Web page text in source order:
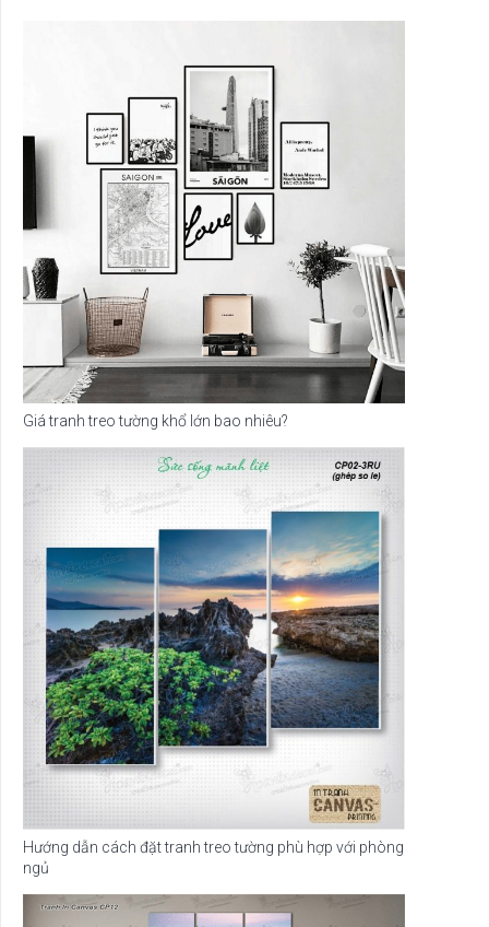
Giá tranh treo tường khổ lớn bao nhiêu?
Hướng dẫn cách đặt tranh treo tường phù hợp với phòng
ngủ